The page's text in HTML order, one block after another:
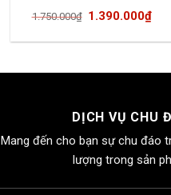
1.750.000₫ Giá
1.750.000₫.
1.390.000₫Giá
là:
DỊCH VỤ CHU
Mang đến cho bạn sự chu đáo
lượng trong sản